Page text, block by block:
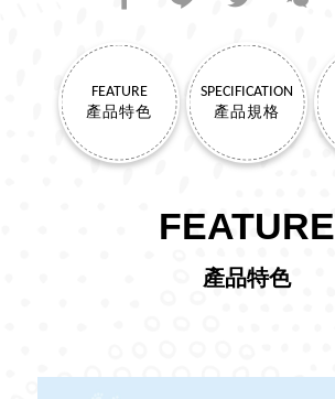
FEATURE
產品特色
SPECIFICATION
產品規格
FEATURE
產品特色